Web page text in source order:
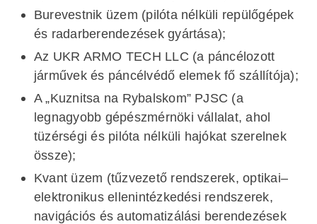
Burevestnik üzem (pilóta nélküli repülőgépek
és radarberendezések gyártása);
Az UKR ARMO TECH LLC (a páncélozott
járművek és páncélvédő elemek fő szállítója);
A „Kuznitsa na Rybalskom” PJSC (a
legnagyobb gépészmérnöki vállalat, ahol
tüzérségi és pilóta nélküli hajókat szerelnek
össze);
Kvant üzem (tűzvezető rendszerek, optikai–
elektronikus ellenintézkedési rendszerek,
navigációs és automatizálási berendezések